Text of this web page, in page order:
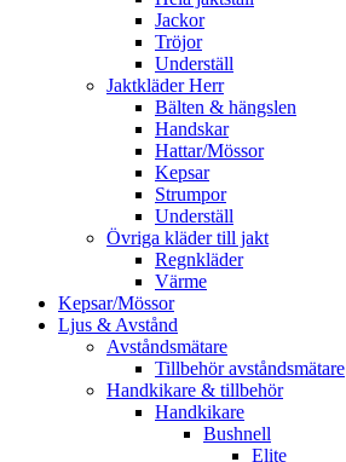
Jackor
Tröjor
Underställ
Jaktkläder Herr
Bälten & hängslen
Handskar
Hattar/Mössor
Kepsar
Strumpor
Underställ
Övriga kläder till jakt
Regnkläder
Värme
Kepsar/Mössor
Ljus & Avstånd
Avståndsmätare
Tillbehör avståndsmätare
Handkikare & tillbehör
Handkikare
Bushnell
Elite